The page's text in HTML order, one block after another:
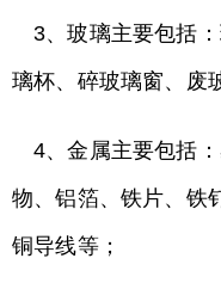
3、玻璃主要包括
璃杯、碎玻璃窗、废
4、金属主要包括
物、铝箔、铁片、铁
铜导线等；